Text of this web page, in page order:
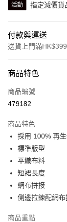
活動 指定減價貨
付款與運送
送貨上門滿
信用卡
線上付款
Alipay, PayMe,
送貨方式
單筆訂單淨值滿
每筆HK$30.00，
滿$599可享澳門免
商品特色
商品編號
479182
商品特色
採用 100% 再
標準版型
平織布料
短裙長度
網布拼接
側邊拉鍊配網
商品重點